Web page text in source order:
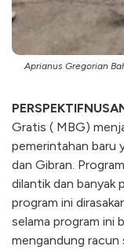
Aprianus Gregorian
Gratis ( MBG)
pemerintahan baru
dan Gibran.
dilantik dan banyak
program ini
selama program ini
mengandung racun